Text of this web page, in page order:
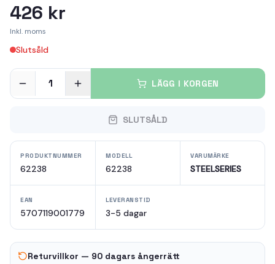
426 kr
Inkl. moms
Slutsåld
1 LÄGG I KORGEN
SLUTSÅLD
PRODUKTNUMMER
62238
MODELL
62238
VARUMÄRKE
STEELSERIES
EAN
5707119001779
LEVERANSTID
3-5 dagar
Returvillkor — 90 dagars ångerrätt